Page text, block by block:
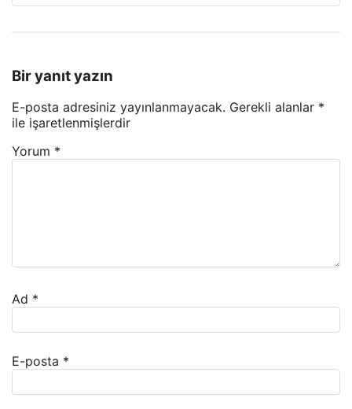
Bir yanıt yazın
E-posta adresiniz yayınlanmayacak. Gerekli alanlar *
ile işaretlenmişlerdir
Yorum *
Ad *
E-posta *